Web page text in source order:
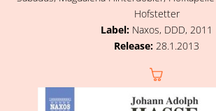
Media
Contact
Hofstetter
Label: Naxos, DDD, 2011
Release: 28.1.2013